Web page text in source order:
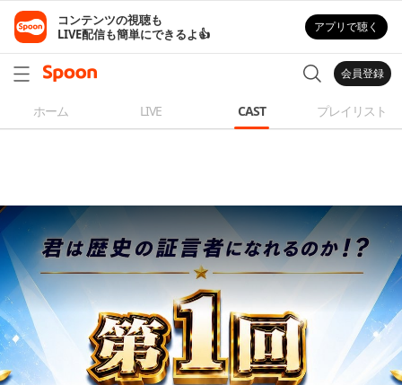
コンテンツの視聴も
LIVE配信も簡単にできるよ👍
アプリで聴く
会員登録
ホーム LIVE CAST プレイリスト